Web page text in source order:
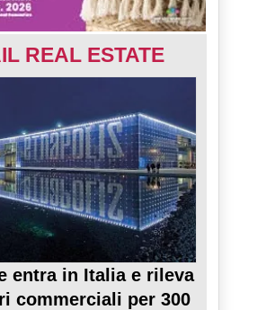
REAL ESTATE
entra in Italia e rileva
commerciali per 300